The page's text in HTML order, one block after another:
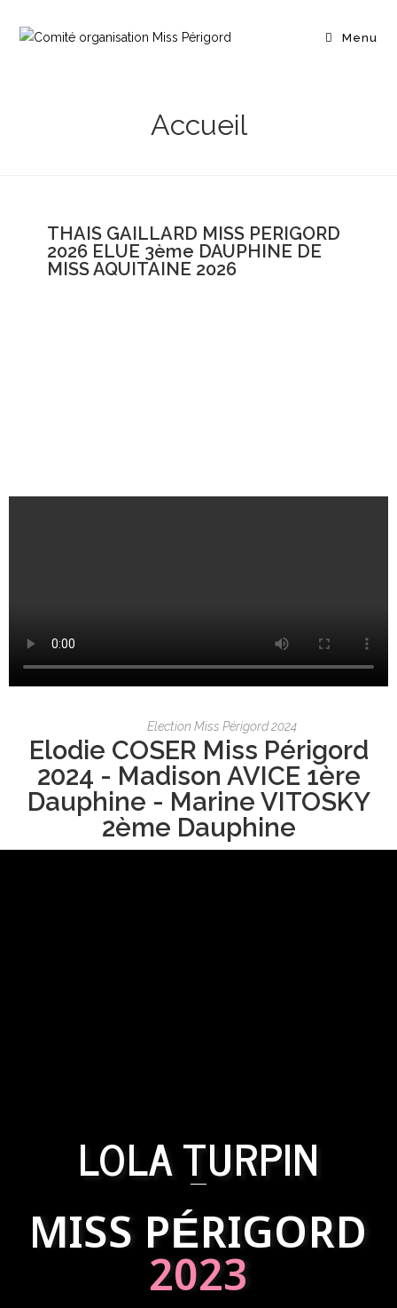
Menu
Accueil
THAIS GAILLARD MISS PERIGORD
2026 ELUE 3ème DAUPHINE DE
MISS AQUITAINE 2026
Election Miss Périgord 2024
Elodie COSER Miss Périgord
2024 - Madison AVICE 1ère
Dauphine - Marine VITOSKY
2ème Dauphine
LOLA TURPIN
MISS PÉRIGORD
2023